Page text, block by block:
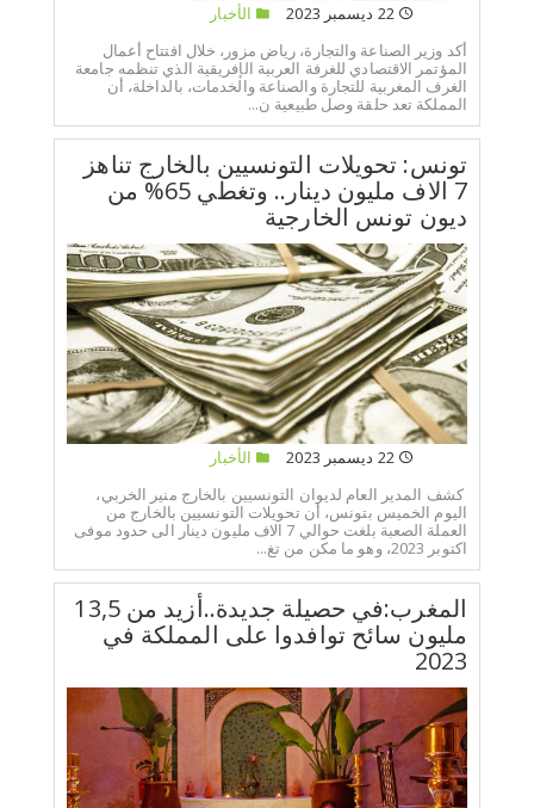
22 ديسمبر 2023
الأخبار
أكد وزير الصناعة والتجارة، رياض مزور، خلال افتتاح أعمال
المؤتمر الاقتصادي للغرفة العربية الإفريقية الذي تنظمه جامعة
الغرف المغربية للتجارة والصناعة والخدمات، بالداخلة، أن
المملكة تعد حلقة وصل طبيعية ن...
تونس: تحويلات التونسيين بالخارج تناهز
7 الاف مليون دينار.. وتغطي 65% من
ديون تونس الخارجية
22 ديسمبر 2023
الأخبار
كشف المدير العام لديوان التونسيين بالخارج منير الخربي،
اليوم الخميس بتونس، أن تحويلات التونسيين بالخارج من
العملة الصعبة بلغت حوالي 7 الاف مليون دينار الى حدود موفى
اكتوبر 2023، وهو ما مكن من تغ...
المغرب:في حصيلة جديدة..أزيد من 13,5
مليون سائح توافدوا على المملكة في
2023